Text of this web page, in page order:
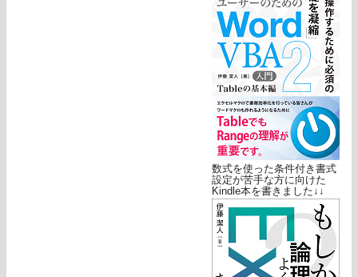
数式を使った条件付き書式
設定が苦手な方に向けた
Kindle本を書きました↓↓